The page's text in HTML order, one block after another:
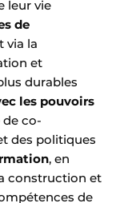
leur vie
de
via la
et
durables
les pouvoirs
de co-
des politiques
, en
construction et
de